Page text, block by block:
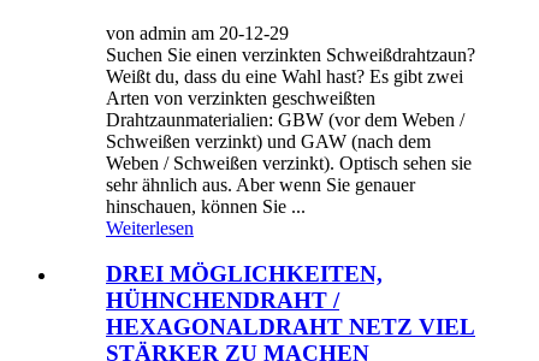
von admin am 20-12-29
Suchen Sie einen verzinkten Schweißdrahtzaun?
Weißt du, dass du eine Wahl hast? Es gibt zwei
Arten von verzinkten geschweißten
Drahtzaunmaterialien: GBW (vor dem Weben /
Schweißen verzinkt) und GAW (nach dem
Weben / Schweißen verzinkt). Optisch sehen sie
sehr ähnlich aus. Aber wenn Sie genauer
hinschauen, können Sie ...
Weiterlesen
DREI MÖGLICHKEITEN,
HÜHNCHENDRAHT /
HEXAGONALDRAHT NETZ VIEL
STÄRKER ZU MACHEN